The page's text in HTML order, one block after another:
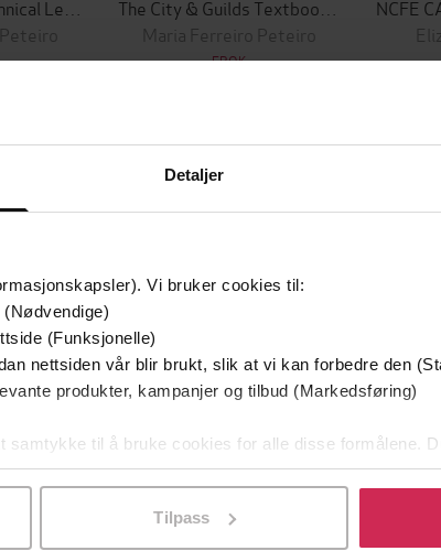
Detaljer
Vi bruker cookies til:
(Funksjonelle)
nettsiden vår blir brukt, slik at vi kan forbedre den
produkter, kampanjer og tilbud (Markedsføring)
samtykke til å bruke cookies for alle disse formålene.
på «Tilpass». Du kan når som helst trekke
Tilpass
Maria Ferreiro Peteiro
EBOK